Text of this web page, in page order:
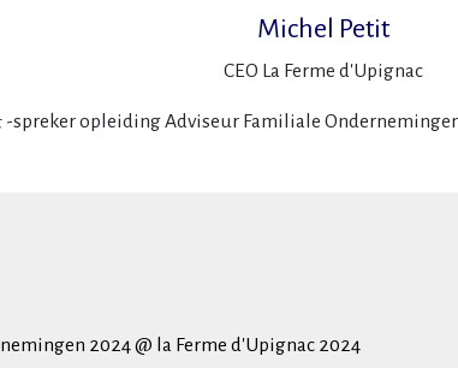
Michel Petit
CEO La Ferme d'Upignac
-spreker opleiding Adviseur Familiale
2024 @ la Ferme d'Upignac 2024